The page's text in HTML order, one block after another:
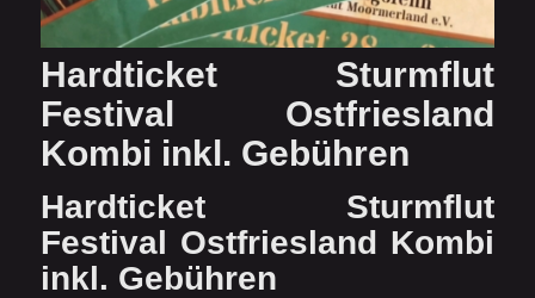
Hardticket Sturmflut
Festival Ostfriesland
Kombi inkl. Gebühren
Hardticket Sturmflut
Festival Ostfriesland Kombi
inkl. Gebühren